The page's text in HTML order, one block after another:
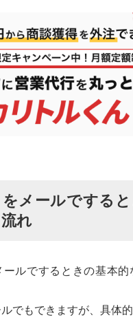
メールでする
れ
でもできますが、具体